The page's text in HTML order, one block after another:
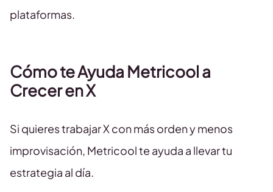
plataformas.
Cómo te Ayuda Metricool a
Crecer en X
Si quieres trabajar X con más orden y menos
improvisación, Metricool te ayuda a llevar tu
estrategia al día.